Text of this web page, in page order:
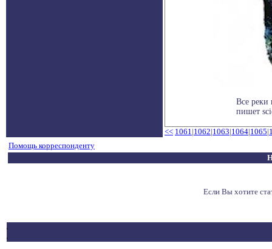
Все
пишет
<< 1061|1062|1063|1064|1065|
Помощь корреспонденту
Если Вы хотите